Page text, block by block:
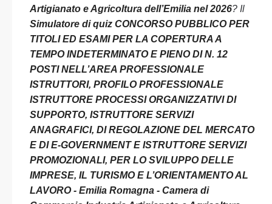
Artigianato e Agricoltura dell’Emilia nel 2026? Il
Simulatore di quiz CONCORSO PUBBLICO PER
TITOLI ED ESAMI PER LA COPERTURA A
TEMPO INDETERMINATO E PIENO DI N. 12
POSTI NELL’AREA PROFESSIONALE
ISTRUTTORI, PROFILO PROFESSIONALE
ISTRUTTORE PROCESSI ORGANIZZATIVI DI
SUPPORTO, ISTRUTTORE SERVIZI
ANAGRAFICI, DI REGOLAZIONE DEL MERCATO
E DI E-GOVERNMENT E ISTRUTTORE SERVIZI
PROMOZIONALI, PER LO SVILUPPO DELLE
IMPRESE, IL TURISMO E L’ORIENTAMENTO AL
LAVORO - Emilia Romagna - Camera di